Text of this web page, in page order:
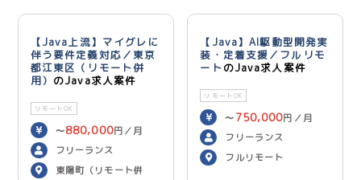
【Java上流】マイグレに
伴う要件定義対応／東京
都江東区（リモート併
用） のJava求人案件
リモートOK
〜880,000円／月
フリーランス
東陽町（リモート併
【Java】AI駆動型開発実
装・定着支援／フルリモ
ートのJava求人案件
リモートOK
〜 750,000円／月
フリーランス
フルリモート